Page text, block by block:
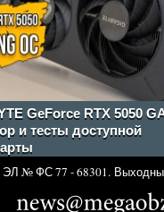
GeForce RTX 5050
и тесты доступной
ЭЛ № ФС 77 - 68301.